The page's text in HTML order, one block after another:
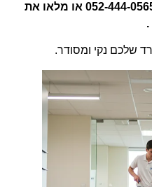
התקשרו אלינו עכשיו במספר 052-444-0565 או מלאו את
שלכם נקי ומסודר.